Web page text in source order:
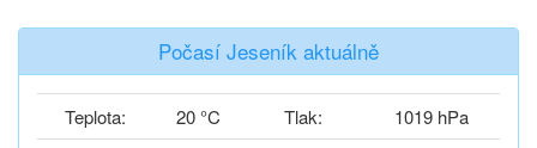
Počasí Jeseník aktuálně
Teplota: 20 °C Tlak:
1019 hPa